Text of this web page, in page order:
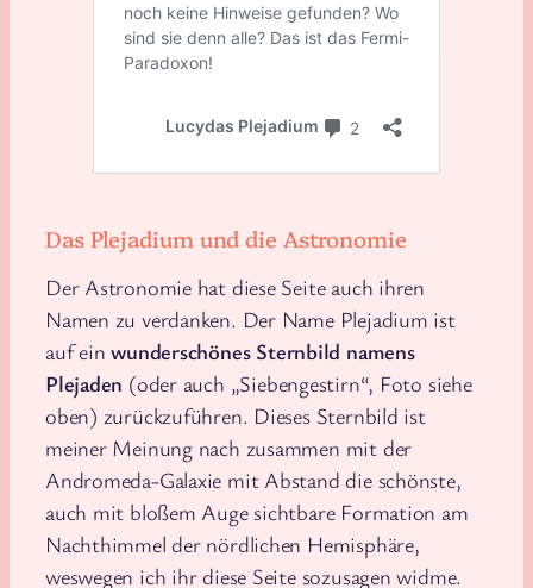
Das Plejadium und die Astronomie
Der Astronomie hat diese Seite auch ihren
Namen zu verdanken. Der Name Plejadium ist
auf einwunderschönes Sternbild namens
Plejaden (oder auch „Siebengestirn“, Foto siehe
oben) zurückzuführen. Dieses Sternbild ist
meiner Meinung nach zusammen mit der
Andromeda-Galaxie mit Abstand die schönste,
auch mit bloßem Auge sichtbare Formation am
Nachthimmel der nördlichen Hemisphäre,
weswegen ich ihr diese Seite sozusagen widme.